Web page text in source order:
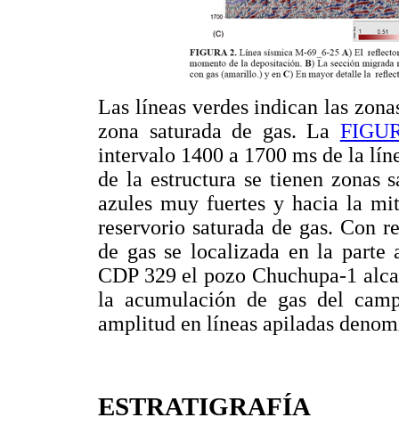
Las líneas verdes indican las
zona saturada de gas. La
intervalo 1400 a 1700 ms de la
de la estructura se tienen zonas
azules muy fuertes y hacia la
reservorio saturada de gas. Con
de gas se localizada en la parte
CDP 329 el pozo Chuchupa-1
la acumulación de gas del
amplitud en líneas apiladas
ESTRATIGRAFÍA